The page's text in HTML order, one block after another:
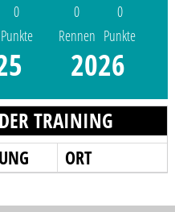
0
Punkte
0
Rennen
0
Punkte
2026
TRAINING
ORT